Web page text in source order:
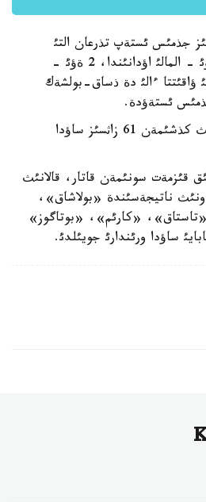
جذمئس ئستةپ تذرعان التئ
دذثگئرشةك انئقتالدئ: 4 ةؤئ - المالئ اؤدانئندا، 2 ةؤئ -
ؤاقئتتا ءالئ دة ذساق-بولشةك
وتكةن اپتادا جةدةل توپتئث كذشئمةن 61 زاثسئز ساؤدا
قئزمةت سونئمةن قاتار، قالانئث
ونئث ناتيجةسئندة «بولاشاق»،
«كارئم»، «بوتاگوز»